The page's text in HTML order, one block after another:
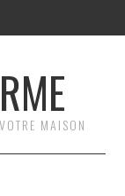
MAISON